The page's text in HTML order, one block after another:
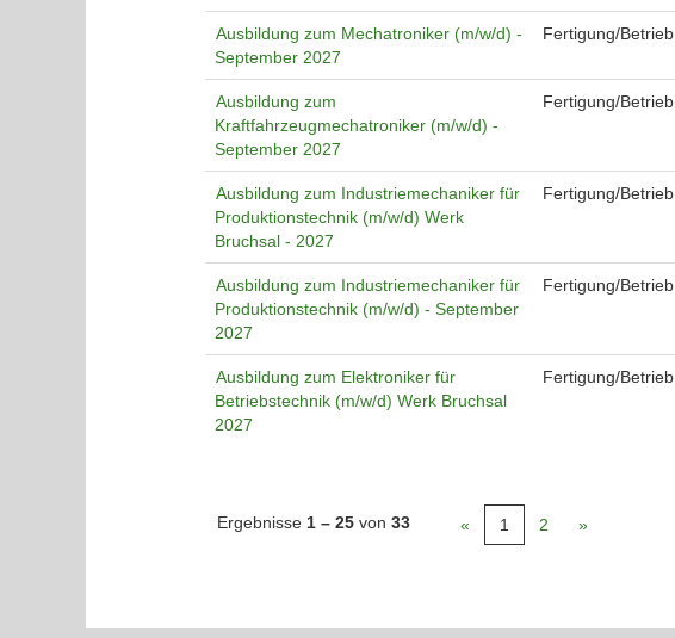
Ausbildung zum Mechatroniker (m/w/d) -
September 2027
Fertigung/Betrieb
Ausbildung zum
Kraftfahrzeugmechatroniker (m/w/d) -
September 2027
Fertigung/Betrieb
Ausbildung zum Industriemechaniker für
Produktionstechnik (m/w/d) Werk
Bruchsal - 2027
Fertigung/Betrieb
Ausbildung zum Industriemechaniker für
Produktionstechnik (m/w/d) - September
2027
Fertigung/Betrieb
Ausbildung zum Elektroniker für
Betriebstechnik (m/w/d) Werk Bruchsal
2027
Fertigung/Betrieb
Ergebnisse 1 – 25 von 33 « 1 2 »